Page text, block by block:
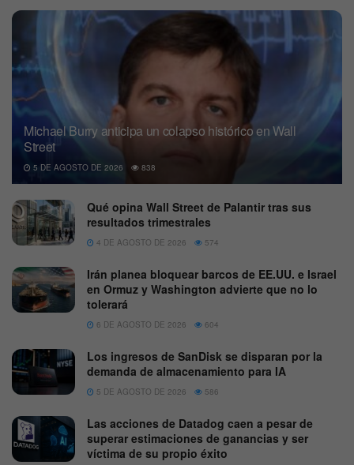
Michael Burry anticipa un colapso histórico en Wall
Street
5 DE AGOSTO DE 2026 838
Qué opina Wall Street de Palantir tras sus
resultados trimestrales
4 DE AGOSTO DE 2026 574
Irán planea bloquear barcos de EE.UU. e Israel
en Ormuz y Washington advierte que no lo
tolerará
6 DE AGOSTO DE 2026 604
Los ingresos de SanDisk se disparan por la
demanda de almacenamiento para IA
5 DE AGOSTO DE 2026 586
Las acciones de Datadog caen a pesar de
superar estimaciones de ganancias y ser
víctima de su propio éxito